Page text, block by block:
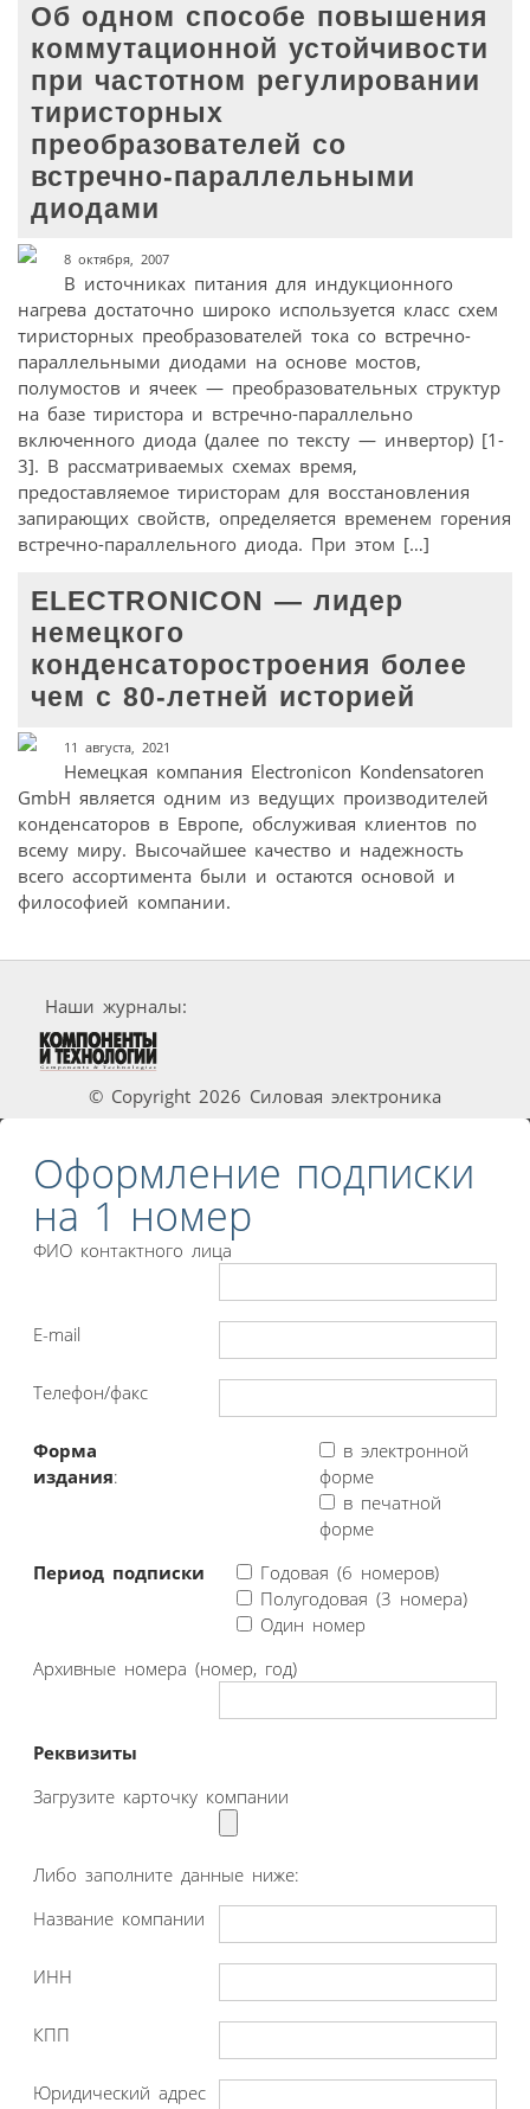
Об одном способе повышения
коммутационной устойчивости
при частотном регулировании
тиристорных
преобразователей со
встречно-параллельными
диодами
8 октября, 2007
В источниках питания для индукционного
нагрева достаточно широко используется класс схем
тиристорных преобразователей тока со встречно-
параллельными диодами на основе мостов,
полумостов и ячеек — преобразовательных структур
на базе тиристора и встречно-параллельно
включенного диода (далее по тексту — инвертор) [1-
3]. В рассматриваемых схемах время,
предоставляемое тиристорам для восстановления
запирающих свойств, определяется временем горения
встречно-параллельного диода. При этом […]
ELECTRONICON — лидер
немецкого
конденсаторостроения более
чем с 80-летней историей
11 августа, 2021
Немецкая компания Electronicon Kondensatoren
GmbH является одним из ведущих производителей
конденсаторов в Европе, обслуживая клиентов по
всему миру. Высочайшее качество и надежность
всего ассортимента были и остаются основой и
философией компании.
Наши журналы:
© Copyright 2026 Силовая электроника
Оформление подписки
на 1 номер
ФИО контактного лица
E-mail
Телефон/факс
Форма
издания:
в электронной
форме
в печатной
форме
Период подписки
Годовая (6 номеров)
Полугодовая (3 номера)
Один номер
Архивные номера (номер, год)
Реквизиты
Загрузите карточку компании
Либо заполните данные ниже:
Название компании
ИНН
КПП
Юридический адрес